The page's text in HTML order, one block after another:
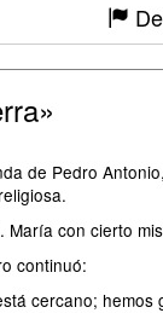
de Pedro
con cierto
continuó:
cercano;